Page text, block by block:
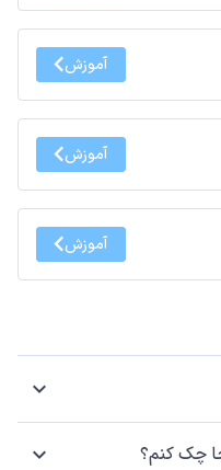
آموزش
آموزش
آموزش